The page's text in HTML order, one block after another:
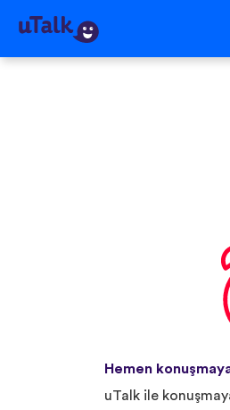
Hemen
uTalk ile